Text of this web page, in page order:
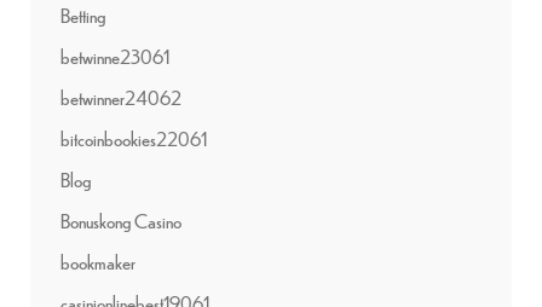
Betting
betwinne23061
betwinner24062
bitcoinbookies22061
Blog
Bonuskong Casino
bookmaker